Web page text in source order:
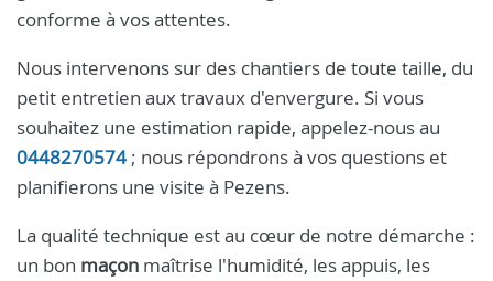
conforme à vos attentes.
Nous intervenons sur des chantiers de toute taille, du
petit entretien aux travaux d'envergure. Si vous
souhaitez une estimation rapide, appelez-nous au
0448270574 ; nous répondrons à vos questions et
planifierons une visite à Pezens.
La qualité technique est au cœur de notre démarche :
un bon maçon maîtrise l'humidité, les appuis, les